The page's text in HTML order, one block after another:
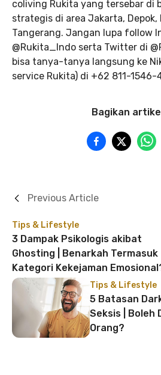
coliving Rukita yang tersebar di
strategis di area Jakarta, Depok,
Tangerang. Jangan lupa follow
@Rukita_Indo serta Twitter di
bisa tanya-tanya langsung ke
service Rukita) di +62 811-1546-
Bagikan
Tips & Lifestyle
3 Dampak Psikologis akibat
Ghosting | Benarkah Termasuk
Kategori Kekejaman
Previous Article
Tips & Lifestyle
5 Batasan
Seksis | Boleh
Orang?